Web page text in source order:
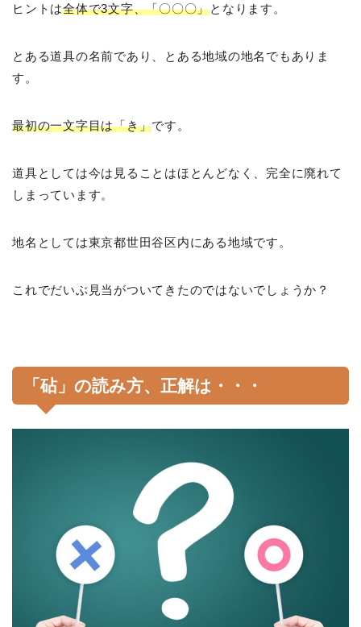
ヒントは全体で3文字、「〇〇〇」となります。
とある道具の名前であり、とある地域の地名でもありま
す。
最初の一文字目は「き」です。
道具としては今は見ることはほとんどなく、完全に廃れて
しまっています。
地名としては東京都世田谷区内にある地域です。
これでだいぶ見当がついてきたのではないでしょうか？
「砧」の読み方、正解は・・・